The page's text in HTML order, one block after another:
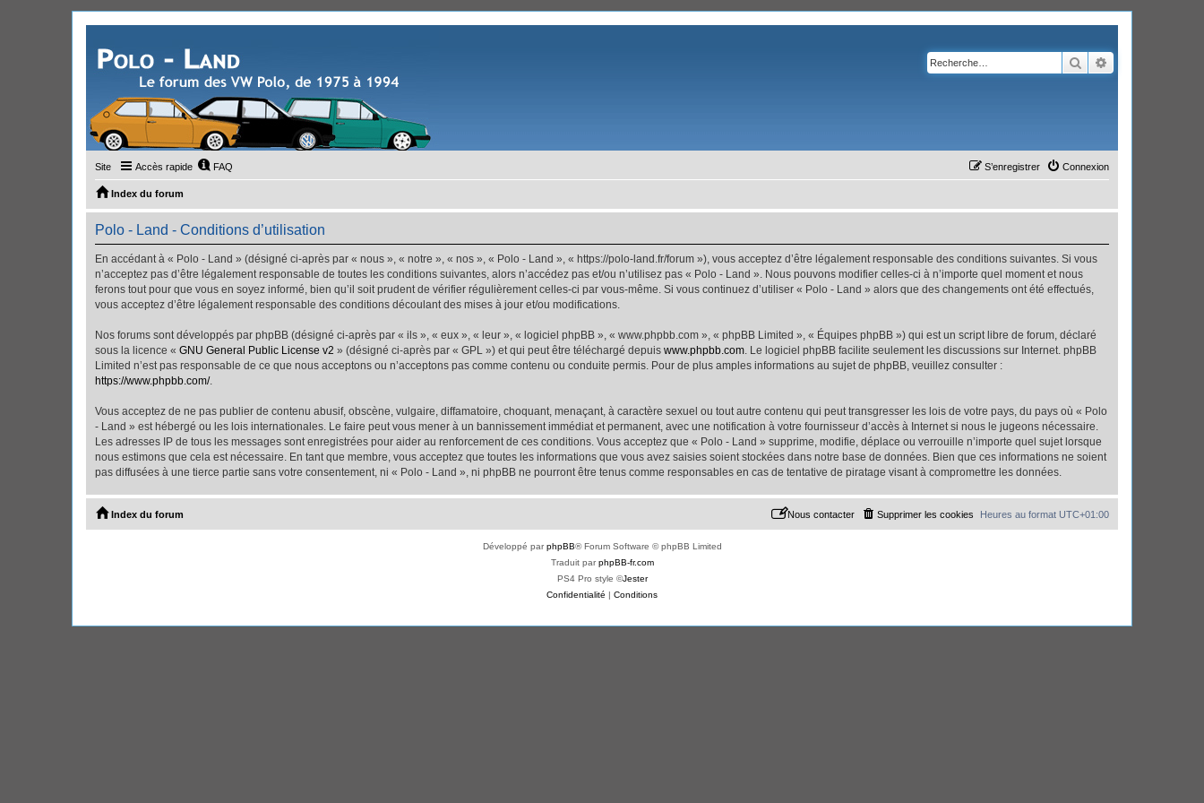
Rechercher
Site Accès rapide FAQ Connexion
S’enregistrer
Index du forum
Polo - Land - Conditions d’utilisation
En accédant à « Polo - Land » (désigné ci-après par « nous », « notre », « nos », « Polo - Land », « https://polo-land.fr/forum »), vous acceptez d’être légalement responsable des conditions suivantes. Si vous
n’acceptez pas d’être légalement responsable de toutes les conditions suivantes, alors n’accédez pas et/ou n’utilisez pas « Polo - Land ». Nous pouvons modifier celles-ci à n’importe quel moment et nous
ferons tout pour que vous en soyez informé, bien qu’il soit prudent de vérifier régulièrement celles-ci par vous-même. Si vous continuez d’utiliser « Polo - Land » alors que des changements ont été effectués,
vous acceptez d’être légalement responsable des conditions découlant des mises à jour et/ou modifications.
Nos forums sont développés par phpBB (désigné ci-après par « ils », « eux », « leur », « logiciel phpBB », « www.phpbb.com », « phpBB Limited », « Équipes phpBB ») qui est un script libre de forum, déclaré
sous la licence « GNU General Public License v2 » (désigné ci-après par « GPL ») et qui peut être téléchargé depuis www.phpbb.com. Le logiciel phpBB facilite seulement les discussions sur Internet. phpBB
Limited n’est pas responsable de ce que nous acceptons ou n’acceptons pas comme contenu ou conduite permis. Pour de plus amples informations au sujet de phpBB, veuillez consulter :
https://www.phpbb.com/.
Vous acceptez de ne pas publier de contenu abusif, obscène, vulgaire, diffamatoire, choquant, menaçant, à caractère sexuel ou tout autre contenu qui peut transgresser les lois de votre pays, du pays où « Polo
- Land » est hébergé ou les lois internationales. Le faire peut vous mener à un bannissement immédiat et permanent, avec une notification à votre fournisseur d’accès à Internet si nous le jugeons nécessaire.
Les adresses IP de tous les messages sont enregistrées pour aider au renforcement de ces conditions. Vous acceptez que « Polo - Land » supprime, modifie, déplace ou verrouille n’importe quel sujet lorsque
nous estimons que cela est nécessaire. En tant que membre, vous acceptez que toutes les informations que vous avez saisies soient stockées dans notre base de données. Bien que ces informations ne soient
pas diffusées à une tierce partie sans votre consentement, ni « Polo - Land », ni phpBB ne pourront être tenus comme responsables en cas de tentative de piratage visant à compromettre les données.
Index du forum Heures au format UTC+01:00
Supprimer les cookies
Nous contacter
Développé parphpBB® Forum Software © phpBB Limited
Traduit parphpBB-fr.com
PS4 Pro style ©Jester
Confidentialité | Conditions